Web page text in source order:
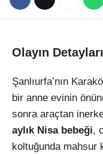
Olayın Detayları
Şanlıurfa’nın
bir anne evinin
sonra araçtan
aylık Nisa bebeği,
koltuğunda mahsur